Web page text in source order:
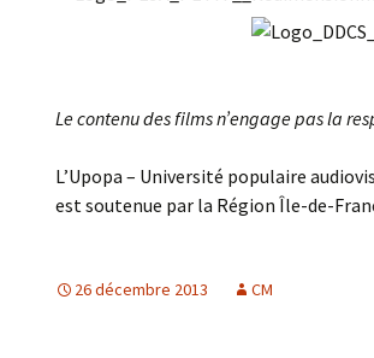
Le contenu des films n’engage pas la
L’Upopa – Université populaire
est soutenue par la Région Île-de-
26 décembre 2013 CM